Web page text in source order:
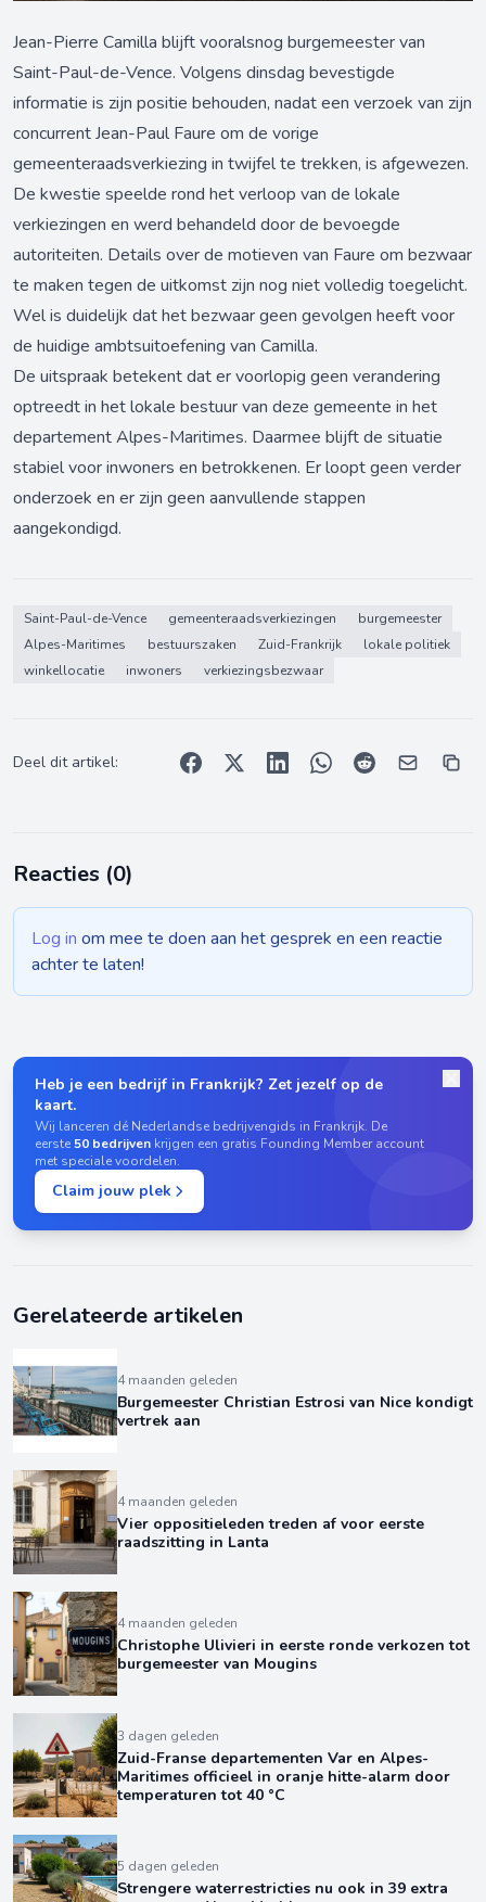
Jean-Pierre Camilla blijft vooralsnog burgemeester van
Saint-Paul-de-Vence. Volgens dinsdag bevestigde
informatie is zijn positie behouden, nadat een verzoek van zijn
concurrent Jean-Paul Faure om de vorige
gemeenteraadsverkiezing in twijfel te trekken, is afgewezen.
De kwestie speelde rond het verloop van de lokale
verkiezingen en werd behandeld door de bevoegde
autoriteiten. Details over de motieven van Faure om bezwaar
te maken tegen de uitkomst zijn nog niet volledig toegelicht.
Wel is duidelijk dat het bezwaar geen gevolgen heeft voor
de huidige ambtsuitoefening van Camilla.
De uitspraak betekent dat er voorlopig geen verandering
optreedt in het lokale bestuur van deze gemeente in het
departement Alpes-Maritimes. Daarmee blijft de situatie
stabiel voor inwoners en betrokkenen. Er loopt geen verder
onderzoek en er zijn geen aanvullende stappen
aangekondigd.
Saint-Paul-de-Vence gemeenteraadsverkiezingen
burgemeester
Alpes-Maritimes
bestuurszaken Zuid-Frankrijk
lokale politiek
winkellocatie
inwoners verkiezingsbezwaar
Deel dit artikel:
Reacties (0)
Log in om mee te doen aan het gesprek en een reactie
achter te laten!
Heb je een bedrijf in Frankrijk? Zet jezelf op de
kaart.
Wij lanceren dé Nederlandse bedrijvengids in Frankrijk. De
eerste50 bedrijven krijgen een gratis Founding Member account
met speciale voordelen.
Claim jouw plek
Gerelateerde artikelen
4 maanden geleden
Burgemeester Christian Estrosi van Nice kondigt
vertrek aan
4 maanden geleden
Vier oppositieleden treden af voor eerste
raadszitting in Lanta
4 maanden geleden
Christophe Ulivieri in eerste ronde verkozen tot
burgemeester van Mougins
3 dagen geleden
Zuid-Franse departementen Var en Alpes-
Maritimes officieel in oranje hitte-alarm door
temperaturen tot 40 °C
5 dagen geleden
Strengere waterrestricties nu ook in 39 extra